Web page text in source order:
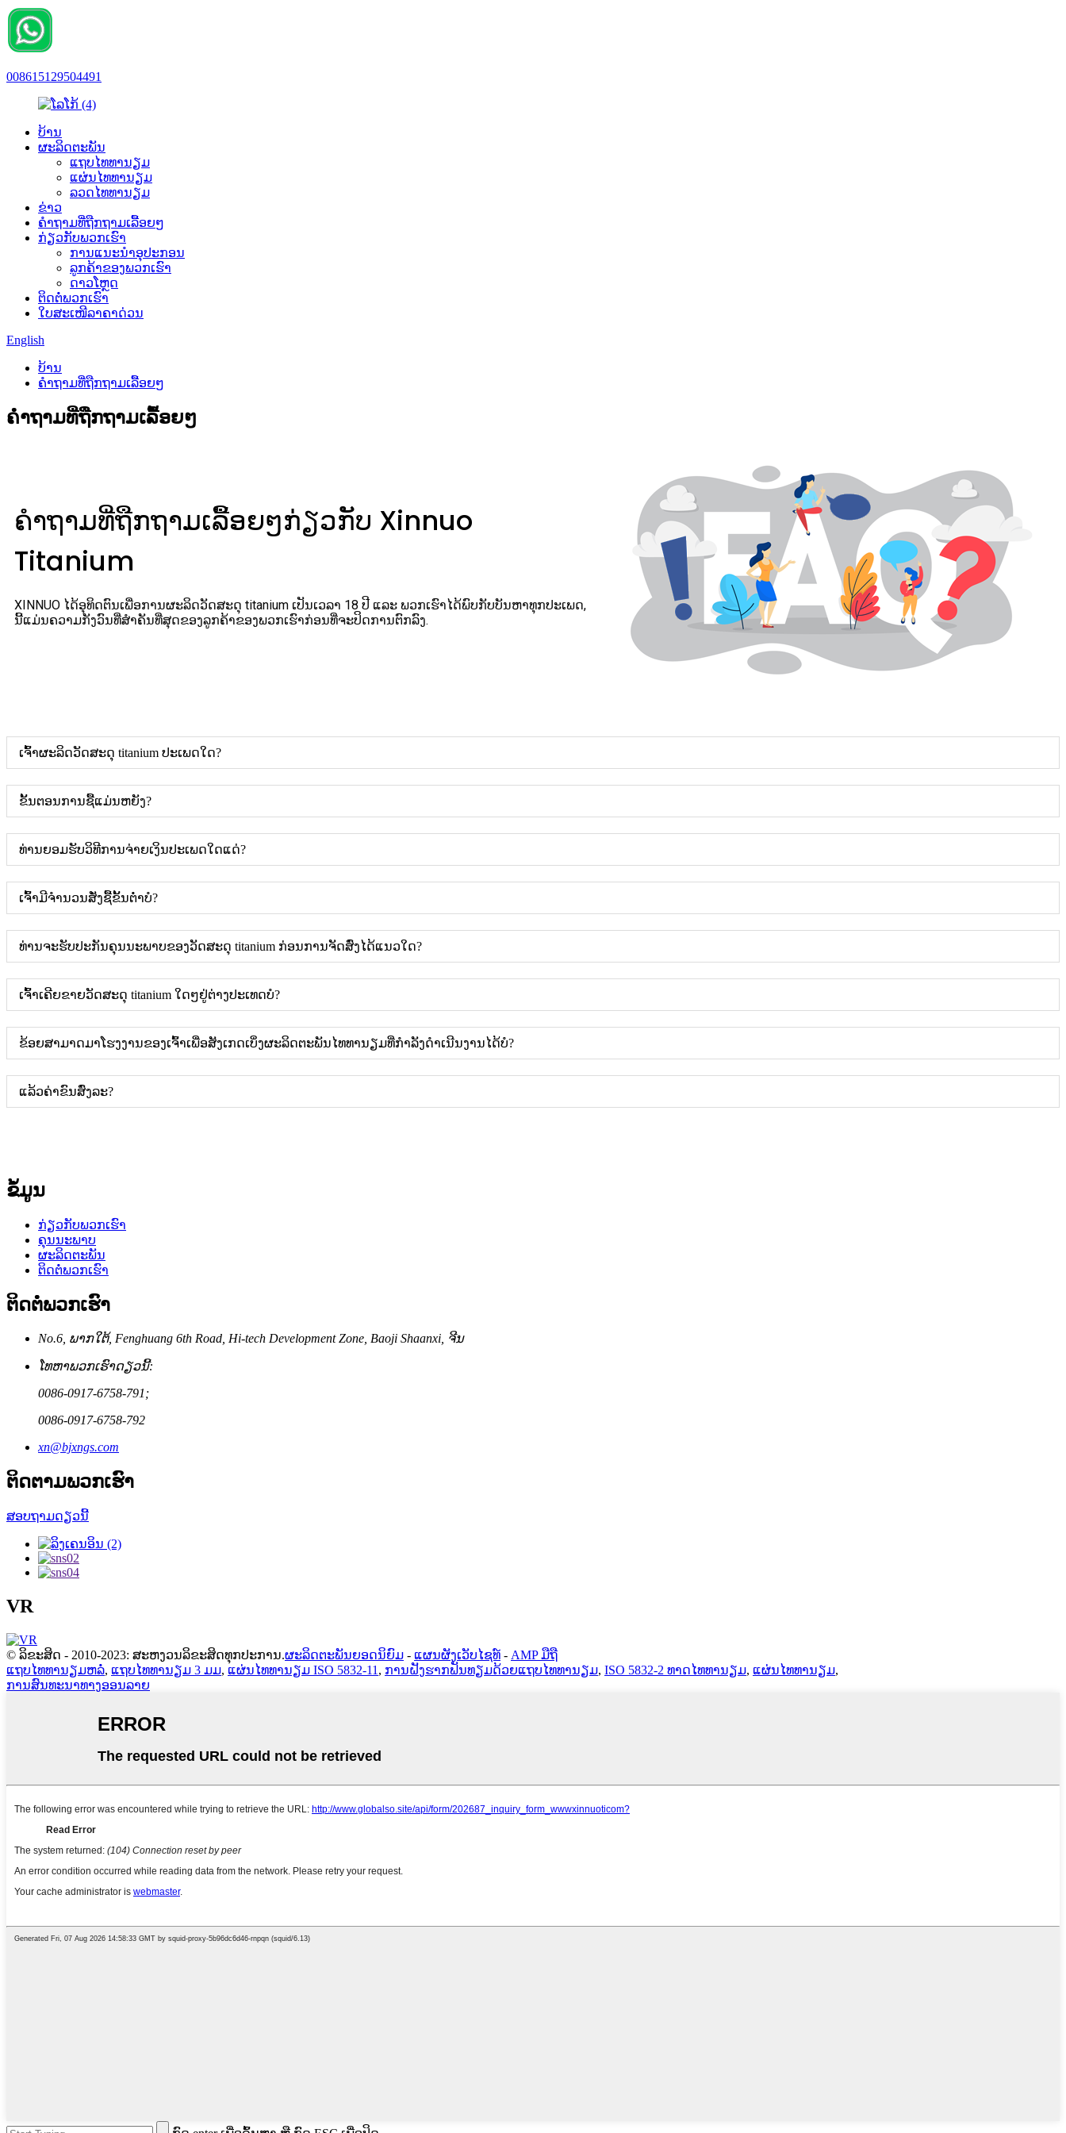
008615129504491
ບ້ານ
ຜະລິດຕະພັນ
ແຖບໄທທານຽມ
ແຜ່ນໄທທານຽມ
ລວດໄທທານຽມ
ຂ່າວ
ຄຳຖາມທີ່ຖືກຖາມເລື້ອຍໆ
ກ່ຽວກັບພວກເຮົາ
ການແນະນຳອຸປະກອນ
ລູກຄ້າຂອງພວກເຮົາ
ດາວໂຫຼດ
ຕິດຕໍ່ພວກເຮົາ
ໃບສະເໜີລາຄາດ່ວນ
English
ບ້ານ
ຄຳຖາມທີ່ຖືກຖາມເລື້ອຍໆ
ຄຳຖາມທີ່ຖືກຖາມເລື້ອຍໆ
ຄຳຖາມທີ່ຖືກຖາມເລື້ອຍໆກ່ຽວກັບ Xinnuo
Titanium
XINNUO ໄດ້ອຸທິດຕົນເພື່ອການຜະລິດວັດສະດຸ titanium ເປັນເວລາ 18 ປີ ແລະ ພວກເຮົາໄດ້ພົບກັບບັນຫາທຸກປະເພດ,
ນີ້ແມ່ນຄວາມກັງວົນທີ່ສຳຄັນທີ່ສຸດຂອງລູກຄ້າຂອງພວກເຮົາກ່ອນທີ່ຈະປິດການຕົກລົງ.
ເຈົ້າຜະລິດວັດສະດຸ titanium ປະເພດໃດ?
ຂັ້ນຕອນການຊື້ແມ່ນຫຍັງ?
ທ່ານຍອມຮັບວິທີການຈ່າຍເງິນປະເພດໃດແດ່?
ເຈົ້າມີຈຳນວນສັ່ງຊື້ຂັ້ນຕ່ຳບໍ?
ທ່ານຈະຮັບປະກັນຄຸນນະພາບຂອງວັດສະດຸ titanium ກ່ອນການຈັດສົ່ງໄດ້ແນວໃດ?
ເຈົ້າເຄີຍຂາຍວັດສະດຸ titanium ໃດໆຢູ່ຕ່າງປະເທດບໍ?
ຂ້ອຍສາມາດມາໂຮງງານຂອງເຈົ້າເພື່ອສັງເກດເບິ່ງຜະລິດຕະພັນໄທທານຽມທີ່ກຳລັງດຳເນີນງານໄດ້ບໍ?
ແລ້ວຄ່າຂົນສົ່ງລະ?
ຂໍ້ມູນ
ກ່ຽວກັບພວກເຮົາ
ຄຸນນະພາບ
ຜະລິດຕະພັນ
ຕິດຕໍ່ພວກເຮົາ
ຕິດຕໍ່ພວກເຮົາ
No.6, ພາກ​ໃຕ້, Fenghuang 6th Road, Hi-tech Development Zone, Baoji Shaanxi, ຈີນ
ໂທຫາພວກເຮົາດຽວນີ້:
0086-0917-6758-791;
0086-0917-6758-792
xn@bjxngs.com
ຕິດຕາມພວກເຮົາ
ສອບຖາມດຽວນີ້
VR
© ລິຂະສິດ - 2010-2023: ສະຫງວນລິຂະສິດທຸກປະການ.ຜະລິດຕະພັນຍອດນິຍົມ - ແຜນຜັງເວັບໄຊທ໌ - AMP ມືຖື
ແຖບໄທທານຽມຫລໍ່, ແຖບໄທທານຽມ 3 ມມ, ແຜ່ນໄທທານຽມ ISO 5832-11 , ການຝັງຮາກຟັນທຽມດ້ວຍແຖບໄທທານຽມ, ISO 5832-2 ທາດໄທທານຽມ, ແຜ່ນໄທທານຽມ,
ການສົນທະນາທາງອອນລາຍ